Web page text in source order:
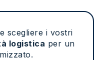
scegliere i vostri
logistica per un